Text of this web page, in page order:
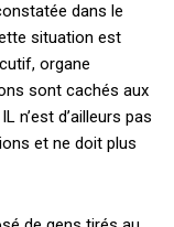
dans le
situation est
organe
sont cachés aux
n’est d’ailleurs pas
et ne doit plus